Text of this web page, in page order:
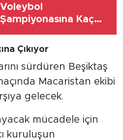
Voleybol
Şampiyonasına Kaç
Çıkıyor
sürdüren Beşiktaş
Macaristan ekibi
gelecek.
mücadele için
kuruluşun